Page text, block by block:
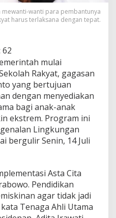
wanti para pembantunya
harus terlaksana dengan tepat.
62
mulai
Rakyat, gagasan
yang bertujuan
dengan menyediakan
bagi anak-anak
ekstrem. Program ini
Lingkungan
bergulir Senin, 14 Juli
Asta Cita
Pendidikan
agar tidak jadi
Tenaga Ahli Utama